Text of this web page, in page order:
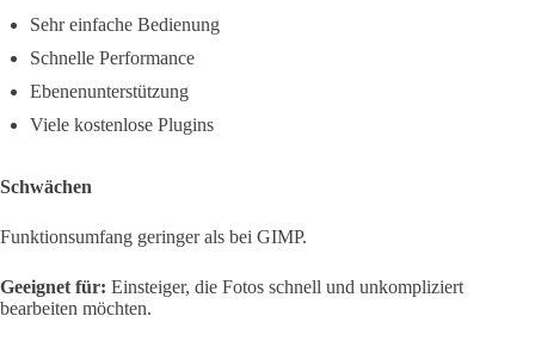
Sehr einfache Bedienung
Schnelle Performance
Ebenenunterstützung
Viele kostenlose Plugins
Schwächen
Funktionsumfang geringer als bei GIMP.
Geeignet für: Einsteiger, die Fotos schnell und unkompliziert
bearbeiten möchten.